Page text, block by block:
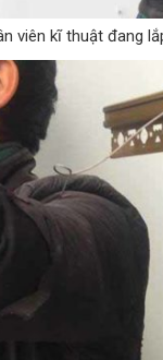
viên kĩ thuật đang